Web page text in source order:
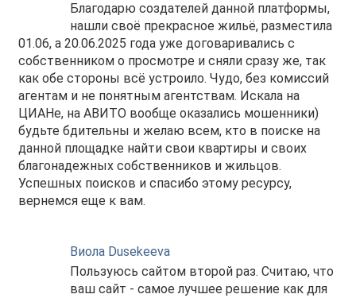
Благодарю создателей данной платформы,
нашли своё прекрасное жильё, разместила
01.06, а 20.06.2025 года уже договаривались с
собственником о просмотре и сняли сразу же, так
как обе стороны всё устроило. Чудо, без комиссий
агентам и не понятным агентствам. Искала на
ЦИАНе, на АВИТО вообще оказались мошенники)
будьте бдительны и желаю всем, кто в поиске на
данной площадке найти свои квартиры и своих
благонадежных собственников и жильцов.
Успешных поисков и спасибо этому ресурсу,
вернемся еще к вам.
Виола Dusekeeva
Пользуюсь сайтом второй раз. Считаю, что
ваш сайт - самое лучшее решение как для